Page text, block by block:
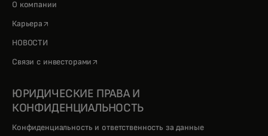
О компании
Карьера opens in a new tab
НОВОСТИ
Связи с инвесторами opens in a new tab
ЮРИДИЧЕСКИЕ ПРАВА И
КОНФИДЕНЦИАЛЬНОСТЬ
Конфиденциальность и ответственность за данные